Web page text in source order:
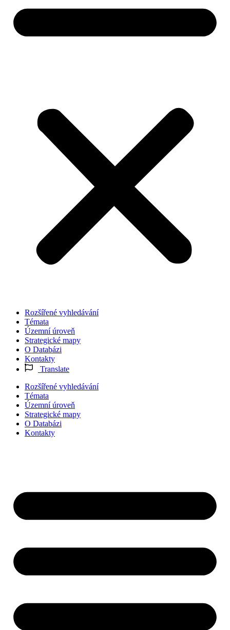
Rozšířené vyhledávání
Témata
Územní úroveň
Strategické mapy
O Databázi
Kontakty
Translate
Rozšířené vyhledávání
Témata
Územní úroveň
Strategické mapy
O Databázi
Kontakty